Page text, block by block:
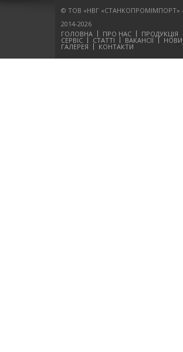
© ТОВ «НВГ
2014-2026
ГОЛОВНА
ПРО НАС ПРОДУКЦІЯ
СЕРВІС СТАТТІ ВАКАНСІЇ
ГАЛЕРЕЯ КОНТАКТИ